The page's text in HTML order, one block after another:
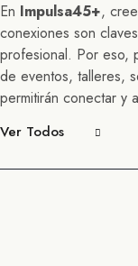
En Impulsa45+,
conexiones son
profesional. Por eso,
de eventos, talleres,
permitirán conectar y
Ver Todos